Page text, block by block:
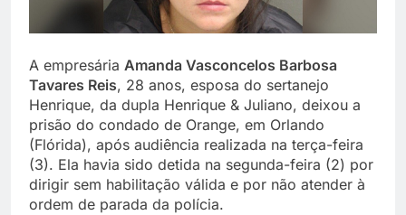
A empresária Amanda Vasconcelos Barbosa
Tavares Reis, 28 anos, esposa do sertanejo
Henrique, da dupla Henrique & Juliano, deixou a
prisão do condado de Orange, em Orlando
(Flórida), após audiência realizada na terça-feira
(3). Ela havia sido detida na segunda-feira (2) por
dirigir sem habilitação válida e por não atender à
ordem de parada da polícia.